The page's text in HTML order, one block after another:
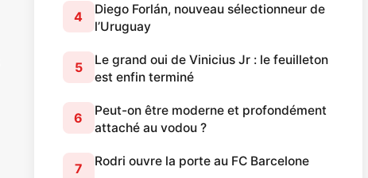
4
Diego Forlán, nouveau sélectionneur de
l’Uruguay
5
Le grand oui de Vinicius Jr : le feuilleton
est enfin terminé
6
Peut-on être moderne et profondément
attaché au vodou ?
7 Rodri ouvre la porte au FC Barcelone